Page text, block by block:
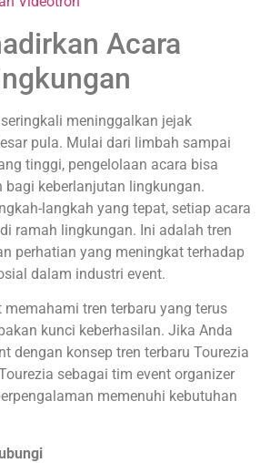
Acara
meninggalkan jejak
pula. Mulai dari limbah sampai
tinggi, pengelolaan acara bisa
bagi keberlanjutan lingkungan.
langkah yang tepat, setiap acara
ramah lingkungan. Ini adalah tren
perhatian yang meningkat terhadap
dalam industri event.
memahami tren terbaru yang terus
kunci keberhasilan. Jika Anda
dengan konsep tren terbaru Tourezia
sebagai tim event organizer
memenuhi kebutuhan